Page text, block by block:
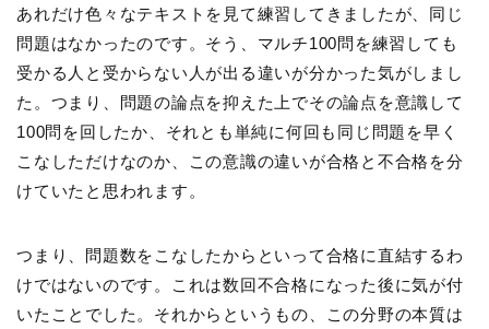
あれだけ色々なテキストを見て練習してきましたが、同じ
問題はなかったのです。そう、マルチ100問を練習しても
受かる人と受からない人が出る違いが分かった気がしまし
た。つまり、問題の論点を抑えた上でその論点を意識して
100問を回したか、それとも単純に何回も同じ問題を早く
こなしただけなのか、この意識の違いが合格と不合格を分
けていたと思われます。
つまり、問題数をこなしたからといって合格に直結するわ
けではないのです。これは数回不合格になった後に気が付
いたことでした。それからというもの、この分野の本質は